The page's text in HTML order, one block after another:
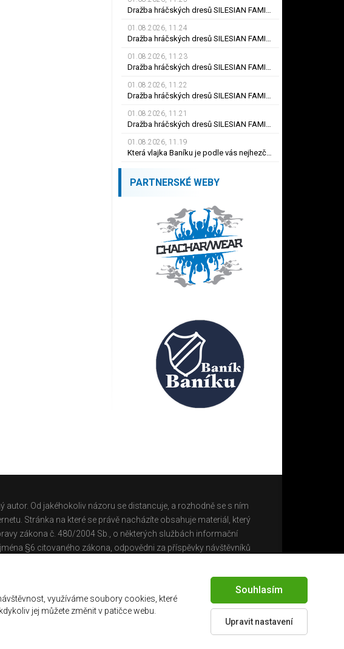
Dražba hráčských dresů SILESIAN FAMILY - #6
01.08.2026, 11.24
Dražba hráčských dresů SILESIAN FAMILY - #21 Jiří KLÍMA
01.08.2026, 11.23
Dražba hráčských dresů SILESIAN FAMILY - #19 Dyjan Carlos de AZEVEDO
01.08.2026, 11.22
Dražba hráčských dresů SILESIAN FAMILY - #5 Adam JÁNOŠ
01.08.2026, 11.21
Dražba hráčských dresů SILESIAN FAMILY - #1 Viktor BUDÍNSKÝ
01.08.2026, 11.19
Která vlajka Baníku je podle vás nejhezčí ?
PARTNERSKÉ WEBY
Od jakéhokoliv názoru se distancuje, a rozhodně se s ním
Stránka na které se právě nacházíte obsahuje materiál, který
zákona č. 480/2004 Sb., o některých službách informační
§6 citovaného zákona, odpovědni za příspěvky návštěvníků
Created by
využíváme soubory cookies, které
jej můžete změnit v patičce webu.
Souhlasím
Upravit nastavení